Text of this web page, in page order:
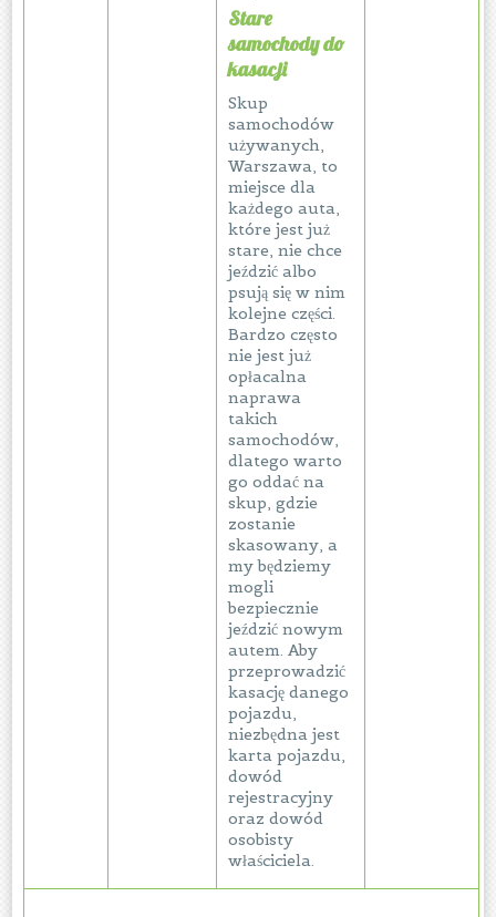
Stare
samochody do
kasacji
Skup
samochodów
używanych,
Warszawa, to
miejsce dla
każdego auta,
które jest już
stare, nie chce
jeździć albo
psują się w nim
kolejne części.
Bardzo często
nie jest już
opłacalna
naprawa
takich
samochodów,
dlatego warto
go oddać na
skup, gdzie
zostanie
skasowany, a
my będziemy
mogli
bezpiecznie
jeździć nowym
autem. Aby
przeprowadzić
kasację danego
pojazdu,
niezbędna jest
karta pojazdu,
dowód
rejestracyjny
oraz dowód
osobisty
właściciela.